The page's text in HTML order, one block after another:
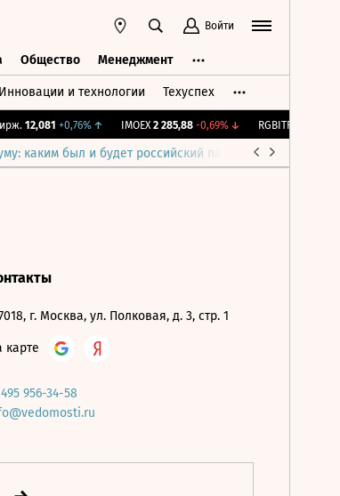
Войти
Общество Менеджмент
Инновации и технологии Техуспех
12,081 +0,76%↑ IMOEX 2 285,88 -0,69%↓ RGBITR 776,42
каким был и будет российский парламент
г. Москва, ул. Полковая, д. 3, стр. 1
карте
495 956-34-58